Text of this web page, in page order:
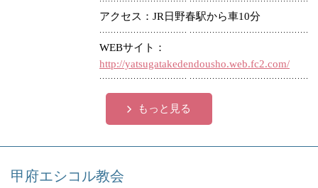
アクセス JR日野春駅から車10分
WEBサイト
http://yatsugatakedendousho.web.fc2.com/
もっと見る
甲府エシコル教会